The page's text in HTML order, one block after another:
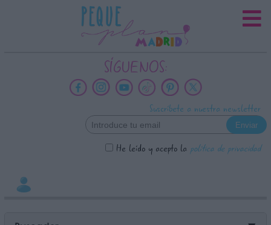
SÍGUENOS:
Suscríbete a nuestra newsletter
He leído y acepto la política de privacidad
INFORMACION SOBRE LA
PROTECCIÓN DE TUS DATOS
Datos tratados:
Información adicional